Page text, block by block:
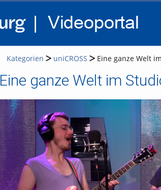
Kategorien uniCROSS Eine ganze Welt
Eine ganze Welt im